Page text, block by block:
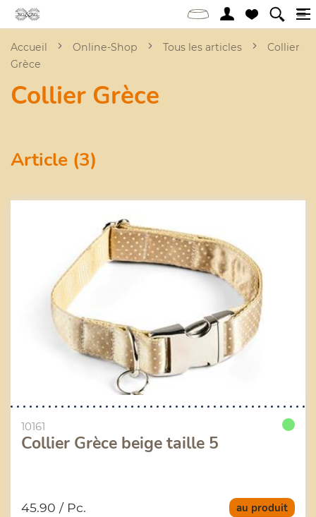
Accueil Online-Shop Tous les articles
Collier
Grèce
Collier Grèce
Article (3)
10161
Collier Grèce beige taille 5
au produit
45.90 / Pc.